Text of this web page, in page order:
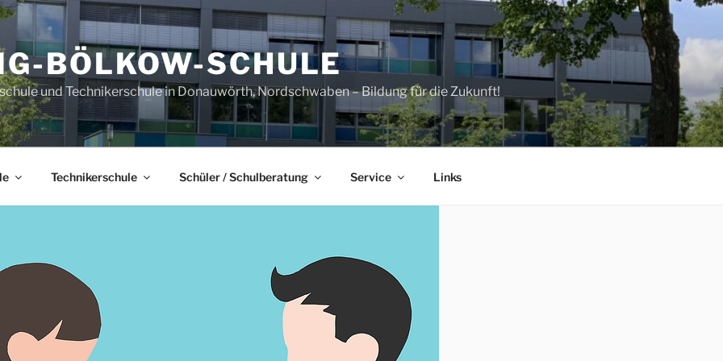
BÖLKOW-SCHULE
und Technikerschule in Donauwörth, Nordschwaben – Bildung für die Zukunft!
Technikerschule Schüler / Schulberatung Service Links